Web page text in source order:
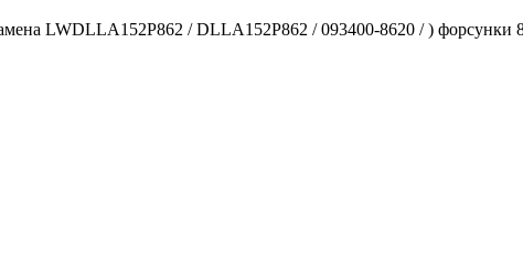
LWDLLA152P862 / DLLA152P862 / 093400-8620 / ) форсунки